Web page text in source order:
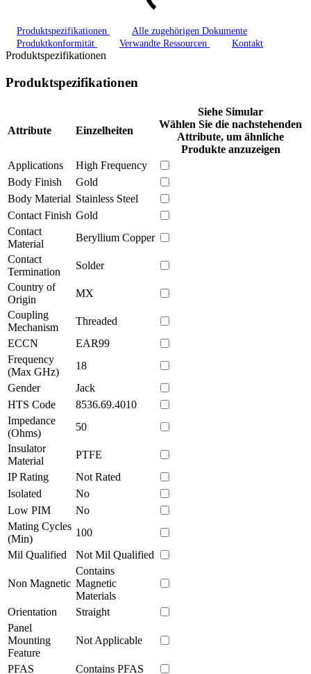
Produktspezifikationen
Alle zugehörigen Dokumente
Produktkonformität
Verwandte Ressourcen Kontakt
Produktspezifikationen
Produktspezifikationen
Attribute Einzelheiten
Siehe Simular
Wählen Sie die nachstehenden
Attribute, um ähnliche
Produkte anzuzeigen
Applications
High Frequency
Body Finish
Gold
Body Material Stainless Steel
Contact Finish Gold
Contact
Material
Beryllium Copper
Contact
Termination
Solder
Country of
Origin
MX
Coupling
Mechanism
Threaded
ECCN
EAR99
Frequency
(Max GHz)
18
Gender
Jack
HTS Code
8536.69.4010
Impedance
(Ohms)
50
Insulator
Material
PTFE
IP Rating
Not Rated
Isolated
No
Low PIM
No
Mating Cycles
(Min)
100
Mil Qualified
Not Mil Qualified
Non Magnetic
Contains
Magnetic
Materials
Orientation
Straight
Panel
Mounting
Feature
Not Applicable
PFAS
Contains PFAS